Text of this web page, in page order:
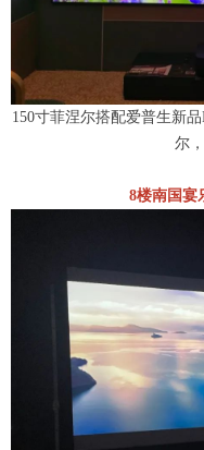
150寸菲涅尔搭配爱普生新
尔
8楼南国宴